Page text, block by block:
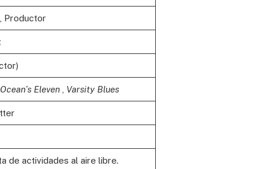
Productor
Ocean’s Eleven, Varsity Blues
de actividades al aire libre.